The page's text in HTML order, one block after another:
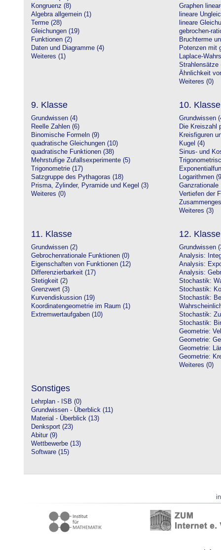
Kongruenz (8)
Algebra allgemein (1)
Terme (28)
Gleichungen (19)
Funktionen (2)
Daten und Diagramme (4)
Weiteres (1)
Graphen
lineare
lineare
gebrochen-
Bruchterme
Potenzen mit
Laplace-
Strahlensätze
Ähnlichkeit
Weiteres (0)
9. Klasse
Grundwissen (4)
Reelle Zahlen (6)
Binomische Formeln (9)
quadratische Gleichungen (10)
quadratische Funktionen (38)
Mehrstufige Zufallsexperimente (5)
Trigonometrie (17)
Satzgruppe des Pythagoras (18)
Prisma, Zylinder, Pyramide und Kegel (3)
Weiteres (0)
10. Klasse
Grundwissen
Die Kreiszahl
Kreisfiguren
Kugel (4)
Sinus- und
Logarithmen
Ganzrationale
Vertiefen der
Weiteres (3)
11. Klasse
Grundwissen (2)
Gebrochenrationale Funktionen (0)
Eigenschaften von Funktionen (12)
Differenzierbarkeit (17)
Stetigkeit (2)
Grenzwert (3)
Kurvendiskussion (19)
Koordinatengeometrie im Raum (1)
Extremwertaufgaben (10)
12. Klasse
Grundwissen
Analysis:
Analysis:
Analysis:
Stochastik:
Stochastik:
Stochastik:
Stochastik:
Stochastik:
Geometrie:
Geometrie:
Geometrie:
Geometrie:
Weiteres (0)
Sonstiges
Lehrplan - ISB (0)
Grundwissen - Überblick (11)
Material - Überblick (13)
Denksport (23)
Abitur (9)
Wettbewerbe (13)
Software (15)